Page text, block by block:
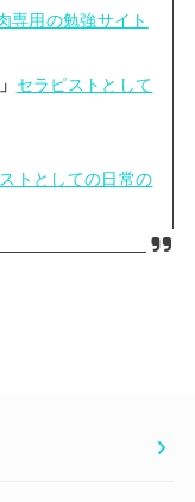
専用の勉強サイト
セラピストとして
トとしての日常の